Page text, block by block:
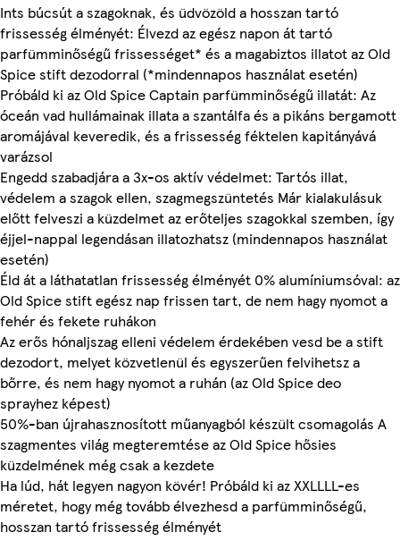
Ints búcsút a szagoknak, és üdvözöld a hosszan tartó
frissesség élményét: Élvezd az egész napon át tartó
parfümminőségű frissességet* és a magabiztos illatot az Old
Spice stift dezodorral (*mindennapos használat esetén)
Próbáld ki az Old Spice Captain parfümminőségű illatát: Az
óceán vad hullámainak illata a szantálfa és a pikáns bergamott
aromájával keveredik, és a frissesség féktelen kapitányává
varázsol
Engedd szabadjára a 3x-os aktív védelmet: Tartós illat,
védelem a szagok ellen, szagmegszüntetés Már kialakulásuk
előtt felveszi a küzdelmet az erőteljes szagokkal szemben, így
éjjel-nappal legendásan illatozhatsz (mindennapos használat
esetén)
Éld át a láthatatlan frissesség élményét 0% alumíniumsóval: az
Old Spice stift egész nap frissen tart, de nem hagy nyomot a
fehér és fekete ruhákon
Az erős hónaljszag elleni védelem érdekében vesd be a stift
dezodort, melyet közvetlenül és egyszerűen felvihetsz a
bőrre, és nem hagy nyomot a ruhán (az Old Spice deo
sprayhez képest)
50%-ban újrahasznosított műanyagból készült csomagolás A
szagmentes világ megteremtése az Old Spice hősies
küzdelmének még csak a kezdete
Ha lúd, hát legyen nagyon kövér! Próbáld ki az XXLLLL-es
méretet, hogy még tovább élvezhesd a parfümminőségű,
hosszan tartó frissesség élményét